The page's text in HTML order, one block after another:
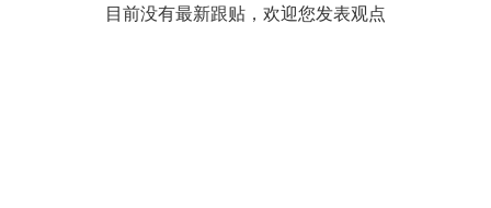
目前没有最新跟贴，欢迎您发表观点